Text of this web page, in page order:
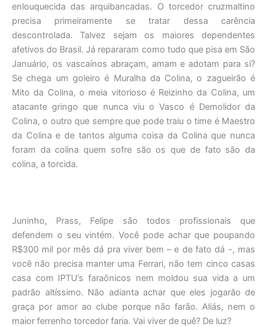
enlouquecida das arquibancadas. O torcedor cruzmaltino
precisa primeiramente se tratar dessa carência
descontrolada. Talvez sejam os maiores dependentes
afetivos do Brasil. Já repararam como tudo que pisa em São
Januário, os vascaínos abraçam, amam e adotam para si?
Se chega um goleiro é Muralha da Colina, o zagueirão é
Mito da Colina, o meia vitorioso é Reizinho da Colina, um
atacante gringo que nunca viu o Vasco é Demolidor da
Colina, o outro que sempre que pode traiu o time é Maestro
da Colina e de tantos alguma coisa da Colina que nunca
foram da colina quem sofre são os que de fato são da
colina, a torcida.
Juninho, Prass, Felipe são todos profissionais que
defendem o seu vintém. Você pode achar que poupando
R$300 mil por mês dá pra viver bem – e de fato dá -, mas
você não precisa manter uma Ferrari, não tem cinco casas
casa com IPTU’s faraônicos nem moldou sua vida a um
padrão altíssimo. Não adianta achar que eles jogarão de
graça por amor ao clube porque não farão. Aliás, nem o
maior ferrenho torcedor faria. Vai viver de quê? De luz?